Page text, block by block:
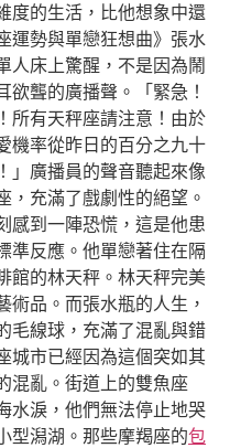
度的生活，比他想象中還
運勢與單戀狂想曲》張水
人床上驚醒，不是因為鬧
聾的廣播聲。「緊急！
所有天秤座請注意！由於
機率從昨日的百分之九十
」廣播員的聲音聽起來像
，充滿了戲劇性的絕望。
感到一陣恐慌，這是他患
準反應。他單戀著住在隔
館的林天秤。林天秤完美
術品。而張水瓶的人生，
毛線球，充滿了混亂與錯
城市已經因為這個突如其
混亂。街道上的雙魚座
水淚，他們無法停止地哭
型潟湖。那些摩羯座的包